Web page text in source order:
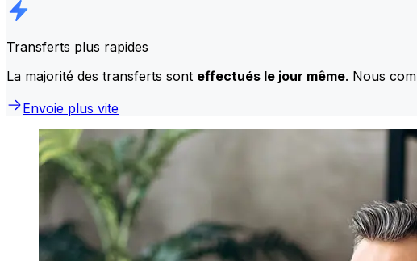
Transferts plus rapides
La majorité des transferts sont effectués le jour même. Nous
Envoie plus vite